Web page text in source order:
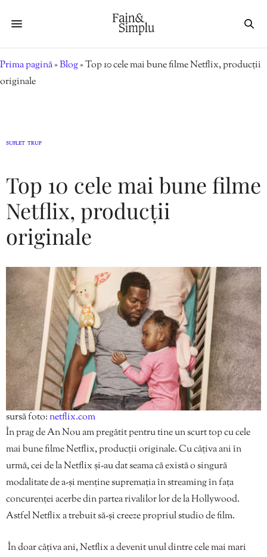
Prima pagină»Blog»Top 10 cele mai bune filme Netflix, producții
originale
SUFLET TRUP
Top 10 cele mai bune filme
Netflix, producții
originale
sursă foto:netflix.com
În prag de An Nou am pregătit pentru tine un scurt top cu cele
mai bune filme Netflix, producții originale. Cu câțiva ani în
urmă, cei de la Netflix și-au dat seama că există o singură
modalitate de a-și menține supremația în streaming în fața
concurenței acerbe din partea rivalilor lor de la Hollywood.
Astfel Netflix a trebuit să-și creeze propriul studio de film.
În doar câțiva ani, Netflix a devenit unul dintre cele mai mari